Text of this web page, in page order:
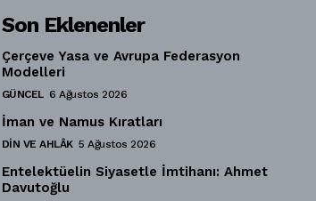
Son Eklenenler
Çerçeve Yasa ve Avrupa Federasyon
Modelleri
GÜNCEL 6 Ağustos 2026
İman ve Namus Kıratları
DIN VE AHLÂK 5 Ağustos 2026
Entelektüelin Siyasetle İmtihanı: Ahmet
Davutoğlu